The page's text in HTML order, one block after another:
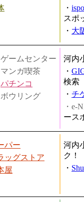
・
スポ
・ 大
ゲームセンター
マンガ喫茶
パチンコ
ボウリング
河内
・
検索
・ チ
・e-
ース
パー
ッグストア
屋
河内
ク！
・